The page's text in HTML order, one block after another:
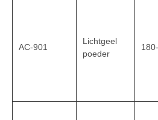
AC-901
Lichtgeel
poeder